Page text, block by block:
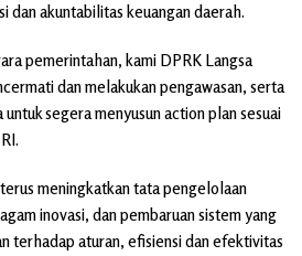
dan akuntabilitas keuangan daerah.
pemerintahan, kami DPRK Langsa
dan melakukan pengawasan, serta
segera menyusun action plan sesuai
meningkatkan tata pengelolaan
inovasi, dan pembaruan sistem yang
terhadap aturan, efisiensi dan efektivitas